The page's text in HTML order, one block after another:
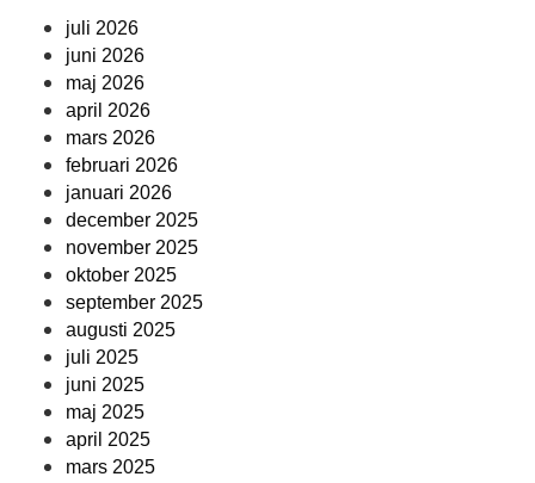
juli 2026
juni 2026
maj 2026
april 2026
mars 2026
februari 2026
januari 2026
december 2025
november 2025
oktober 2025
september 2025
augusti 2025
juli 2025
juni 2025
maj 2025
april 2025
mars 2025